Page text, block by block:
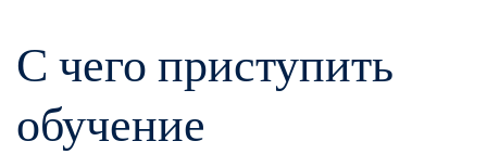
С чего приступить
обучение